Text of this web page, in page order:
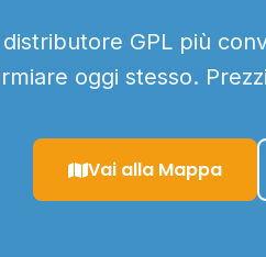
GPL più
oggi stesso.
Vai alla Mappa